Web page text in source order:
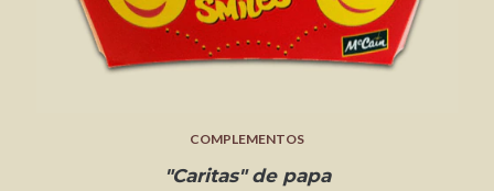
COMPLEMENTOS
"Caritas" de papa